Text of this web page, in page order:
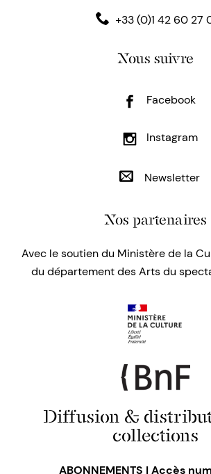
+33 (0)1 42 60 27
Nous suivre
Facebook
Instagram
Newsletter
Nos partenaires
Avec le soutien du Ministère de la
du département des Arts du
Diffusion &
collections
ABONNEMENTS | Accès